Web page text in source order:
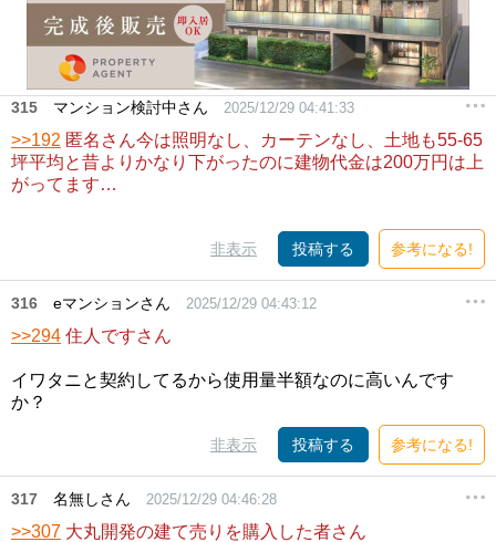
315 マンション検討中さん 2025/12/29 04:41:33
>>192 匿名さん今は照明なし、カーテンなし、土地も55-65
坪平均と昔よりかなり下がったのに建物代金は200万円は上
がってます…
非表示 投稿する 参考になる!
316 eマンションさん 2025/12/29 04:43:12
>>294 住人ですさん
イワタニと契約してるから使用量半額なのに高いんです
か？
非表示 投稿する 参考になる!
317 名無しさん 2025/12/29 04:46:28
>>307 大丸開発の建て売りを購入した者さん